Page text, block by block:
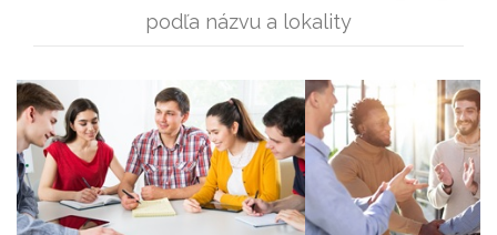
podľa názvu a lokality